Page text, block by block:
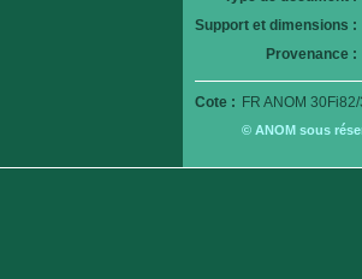
Support et dimensions :
Provenance :
Cote : FR ANOM
© ANOM sous